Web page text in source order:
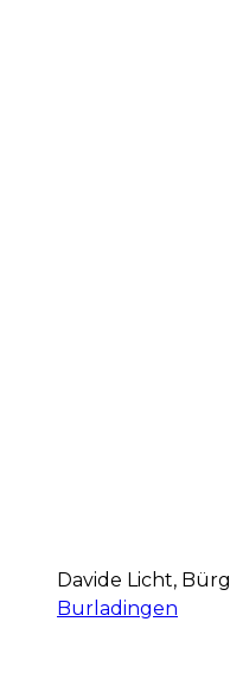
Davide Licht,
Burladingen